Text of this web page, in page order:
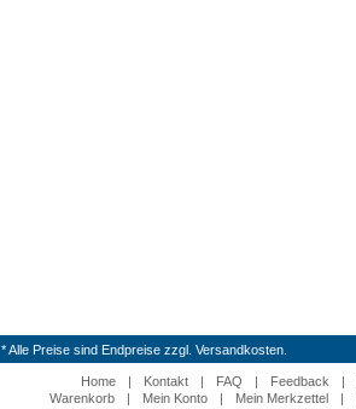
* Alle Preise sind Endpreise zzgl. Versandkosten.
Home | Kontakt | FAQ | Feedback |
Warenkorb
| Mein Konto | Mein Merkzettel |